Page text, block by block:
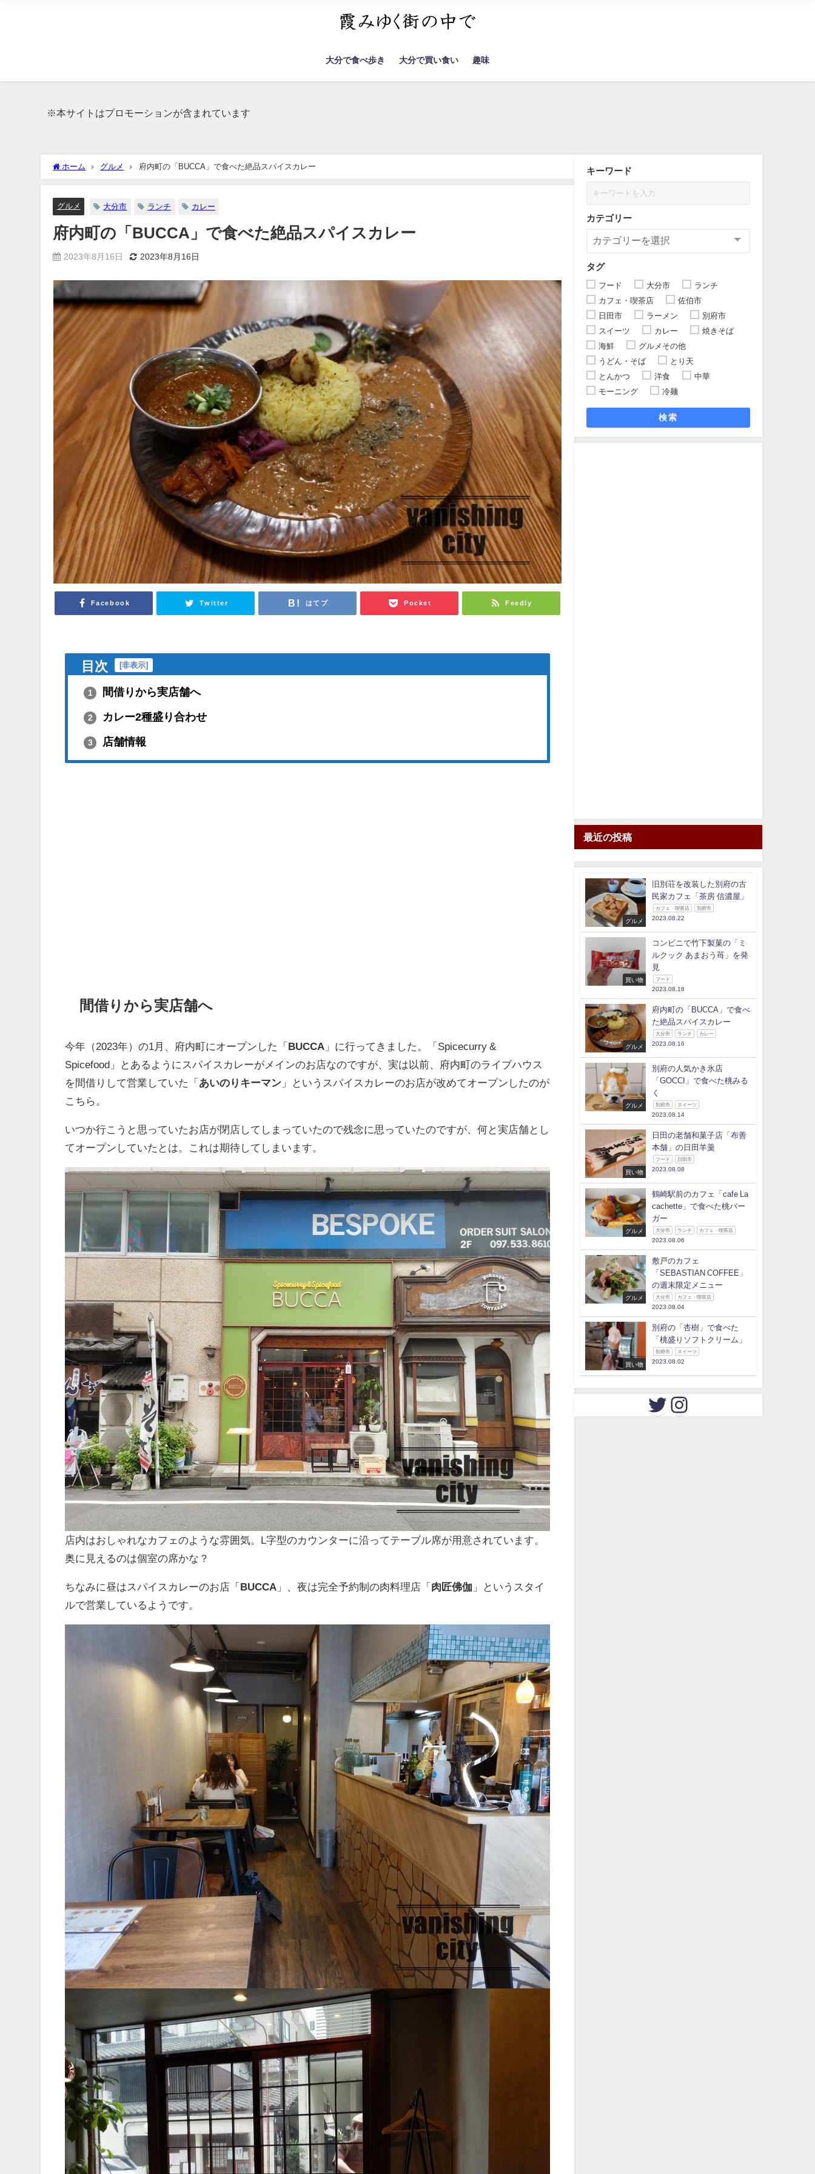
大分で食べ歩き 大分で買い食い 趣味
※本サイトはプロモーションが含まれています
ホーム グルメ 府内町の「BUCCA」で食べた絶品スパイスカレー
グルメ 大分市 ランチ カレー
府内町の「BUCCA」で食べた絶品スパイスカレー
2023年8月16日 2023年8月16日
Facebook Twitter はてブ Pocket Feedly
目次 [非表示]
1 間借りから実店舗へ
2 カレー2種盛り合わせ
3 店舗情報
間借りから実店舗へ
今年（2023年）の1月、府内町にオープンした「 BUCCA 」に行ってきました。「Spicecurry &
Spicefood」とあるようにスパイスカレーがメインのお店なのですが、実は以前、府内町のライブハウス
を間借りして営業していた「 あいのりキーマン 」というスパイスカレーのお店が改めてオープンしたのが
こちら。
いつか行こうと思っていたお店が閉店してしまっていたので残念に思っていたのですが、何と実店舗とし
てオープンしていたとは。これは期待してしまいます。
店内はおしゃれなカフェのような雰囲気。L字型のカウンターに沿ってテーブル席が用意されています。
奥に見えるのは個室の席かな？
ちなみに昼はスパイスカレーのお店「 BUCCA 」、夜は完全予約制の肉料理店「 肉匠佛伽 」というスタイ
ルで営業しているようです。
キーワード
カテゴリー
タグ
フード 大分市
ランチ
カフェ・喫茶店
佐伯市
日田市
ラーメン
別府市
スイーツ
カレー
焼きそば
海鮮
グルメその他
うどん・そば
とり天
とんかつ
洋食
中華
モーニング
冷麺
検索
最近の投稿
グルメ
旧別荘を改装した別府の古
民家カフェ「茶房 信濃屋」
カフェ・喫茶店 別府市
2023.08.22
買い物
コンビニで竹下製菓の「ミ
ルクック あまおう苺」を発
見
フード
2023.08.18
グルメ
府内町の「BUCCA」で食べ
た絶品スパイスカレー
大分市 ランチ カレー
2023.08.16
グルメ
別府の人気かき氷店
「GOCCI」で食べた桃みる
く
別府市 スイーツ
2023.08.14
買い物
日田の老舗和菓子店「布善
本舗」の日田羊羹
フード 日田市
2023.08.08
グルメ
鶴崎駅前のカフェ「cafe La
cachette」で食べた桃バー
ガー
大分市 ランチ カフェ・喫茶店
2023.08.06
グルメ
敷戸のカフェ
「SEBASTIAN COFFEE」
の週末限定メニュー
大分市 カフェ・喫茶店
2023.08.04
買い物
別府の「杏樹」で食べた
「桃盛りソフトクリーム」
別府市 スイーツ
2023.08.02